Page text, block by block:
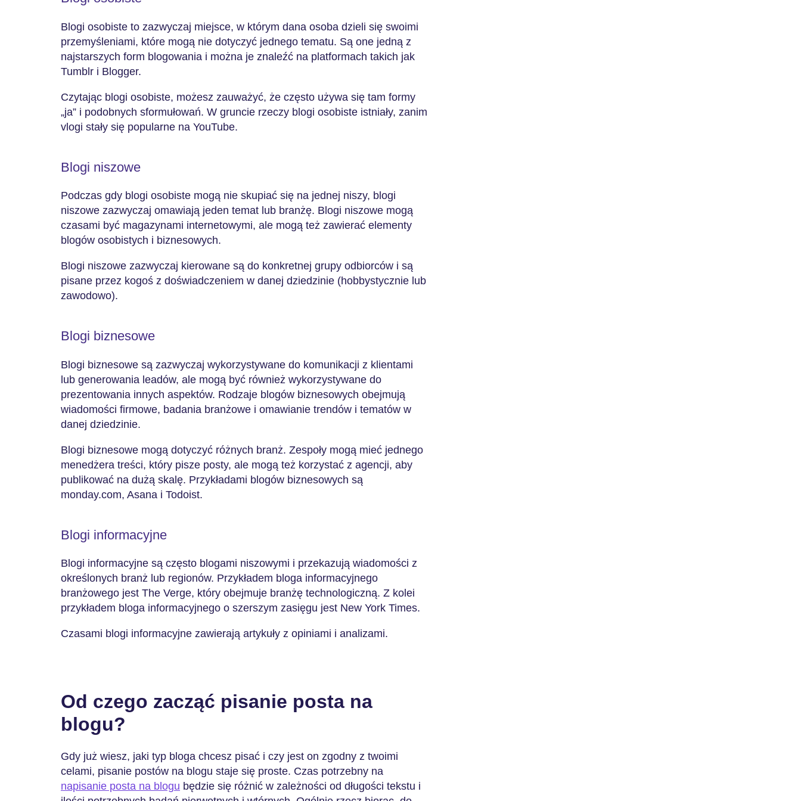
Blogi osobiste to zazwyczaj miejsce, w którym dana osoba dzieli się swoimi
przemyśleniami, które mogą nie dotyczyć jednego tematu. Są one jedną z
najstarszych form blogowania i można je znaleźć na platformach takich jak
Tumblr i Blogger.
Czytając blogi osobiste, możesz zauważyć, że często używa się tam formy
„ja” i podobnych sformułowań. W gruncie rzeczy blogi osobiste istniały, zanim
vlogi stały się popularne na YouTube.
Blogi niszowe
Podczas gdy blogi osobiste mogą nie skupiać się na jednej niszy, blogi
niszowe zazwyczaj omawiają jeden temat lub branżę. Blogi niszowe mogą
czasami być magazynami internetowymi, ale mogą też zawierać elementy
blogów osobistych i biznesowych.
Blogi niszowe zazwyczaj kierowane są do konkretnej grupy odbiorców i są
pisane przez kogoś z doświadczeniem w danej dziedzinie (hobbystycznie lub
zawodowo).
Blogi biznesowe
Blogi biznesowe są zazwyczaj wykorzystywane do komunikacji z klientami
lub generowania leadów, ale mogą być również wykorzystywane do
prezentowania innych aspektów. Rodzaje blogów biznesowych obejmują
wiadomości firmowe, badania branżowe i omawianie trendów i tematów w
danej dziedzinie.
Blogi biznesowe mogą dotyczyć różnych branż. Zespoły mogą mieć jednego
menedżera treści, który pisze posty, ale mogą też korzystać z agencji, aby
publikować na dużą skalę. Przykładami blogów biznesowych są
monday.com, Asana i Todoist.
Blogi informacyjne
Blogi informacyjne są często blogami niszowymi i przekazują wiadomości z
określonych branż lub regionów. Przykładem bloga informacyjnego
branżowego jest The Verge, który obejmuje branżę technologiczną. Z kolei
przykładem bloga informacyjnego o szerszym zasięgu jest New York Times.
Czasami blogi informacyjne zawierają artykuły z opiniami i analizami.
Od czego zacząć pisanie posta na
blogu?
Gdy już wiesz, jaki typ bloga chcesz pisać i czy jest on zgodny z twoimi
celami, pisanie postów na blogu staje się proste. Czas potrzebny na
napisanie posta na blogu będzie się różnić w zależności od długości tekstu i